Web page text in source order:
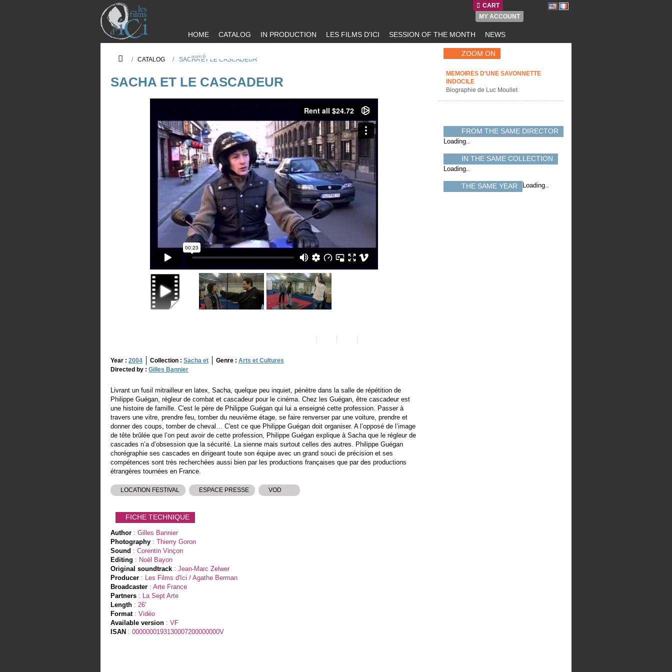
CART
MY ACCOUNT
HOME CATALOG IN PRODUCTION LES FILMS D'ICI SESSION OF THE MONTH NEWS
/ CATALOG / SACHA ET LE CASCADEUR
SACHA ET LE CASCADEUR
Year : 2004 Collection : Sacha et Genre : Arts et Cultures
Directed by : Gilles Bannier
Livrant un fusil mitrailleur en latex, Sacha, quelque peu inquiet, pénètre dans la salle de répétition de
Philippe Guégan, régleur de combat et cascadeur pour le cinéma. Chez les Guégan, être cascadeur est
une histoire de famille. C'est le père de Philippe Guégan qui lui a enseigné cette profession. Passer à
travers une vitre, prendre feu, tomber du neuvième étage, se faire renverser par une voiture, prendre et
donner des coups, tomber de cheval… C'est ce que Philippe Guégan doit organiser. A l’opposé de l’image
de tête brûlée que l’on peut avoir de cette profession, Philippe Guégan explique à Sacha que le régleur de
cascades n’a d’obsession que la sécurité. La sienne mais surtout celles des autres. Philippe Guégan
chorégraphie ses cascades en dirigeant toute son équipe avec un grand souci de précision et ses
compétences sont très recherchées aussi bien par les productions françaises que par des productions
étrangères tournées en France.
LOCATION FESTIVAL ESPACE PRESSE VOD
FICHE TECHNIQUE
Author : Gilles Bannier
Photography : Thierry Goron
Sound : Corentin Vinçon
Editing : Noël Bayon
Original soundtrack : Jean-Marc Zelwer
Producer : Les Films d'Ici / Agathe Berman
Broadcaster : Arte France
Partners : La Sept Arte
Length : 26'
Format: Vidéo
Available version : VF
ISAN : 0000000193130007200000000V
ZOOM ON
MEMOIRES D'UNE SAVONNETTE
INDOCILE
Biographie de Luc Moullet
FROM THE SAME DIRECTOR
Loading..
IN THE SAME COLLECTION
Loading..
THE SAME YEAR Loading..